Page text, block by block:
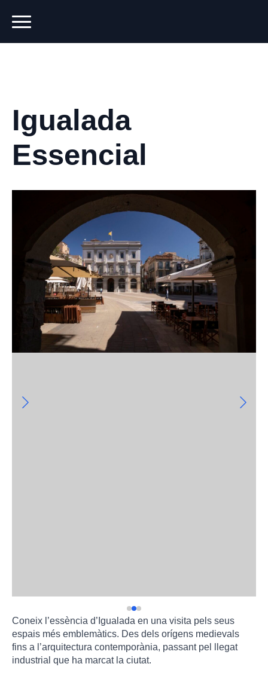
Igualada
Essencial
Coneix l’essència d’Igualada en una visita pels seus
espais més emblemàtics. Des dels orígens medievals
fins a l’arquitectura contemporània, passant pel llegat
industrial que ha marcat la ciutat.